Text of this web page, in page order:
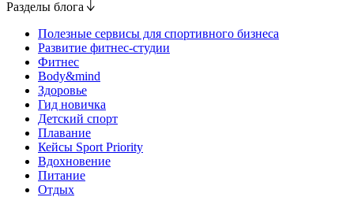
Разделы блога
Полезные сервисы для спортивного бизнеса
Развитие фитнес-студии
Фитнес
Body&mind
Здоровье
Гид новичка
Детский спорт
Плавание
Кейсы Sport Priority
Вдохновение
Питание
Отдых